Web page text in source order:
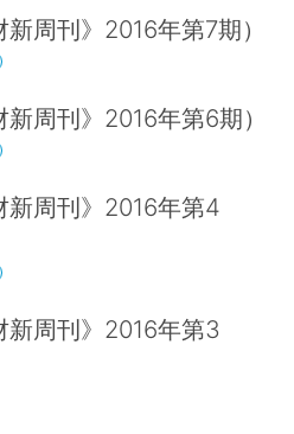
周刊》2016年第7期）
周刊》2016年第6期）
新周刊》2016年第4
周刊》2016年第3